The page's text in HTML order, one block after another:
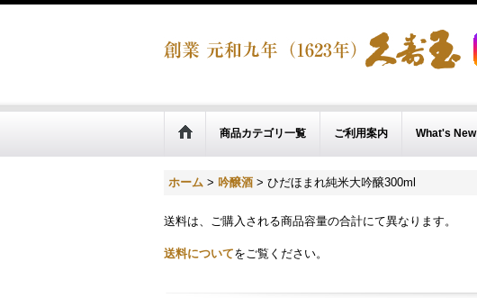
商品カテゴリ一覧 ご利用案内 What's New
ホーム > 吟醸酒 > ひだほまれ純米大吟醸300ml
送料は、ご購入される商品容量の合計にて異なります。
送料についてをご覧ください。